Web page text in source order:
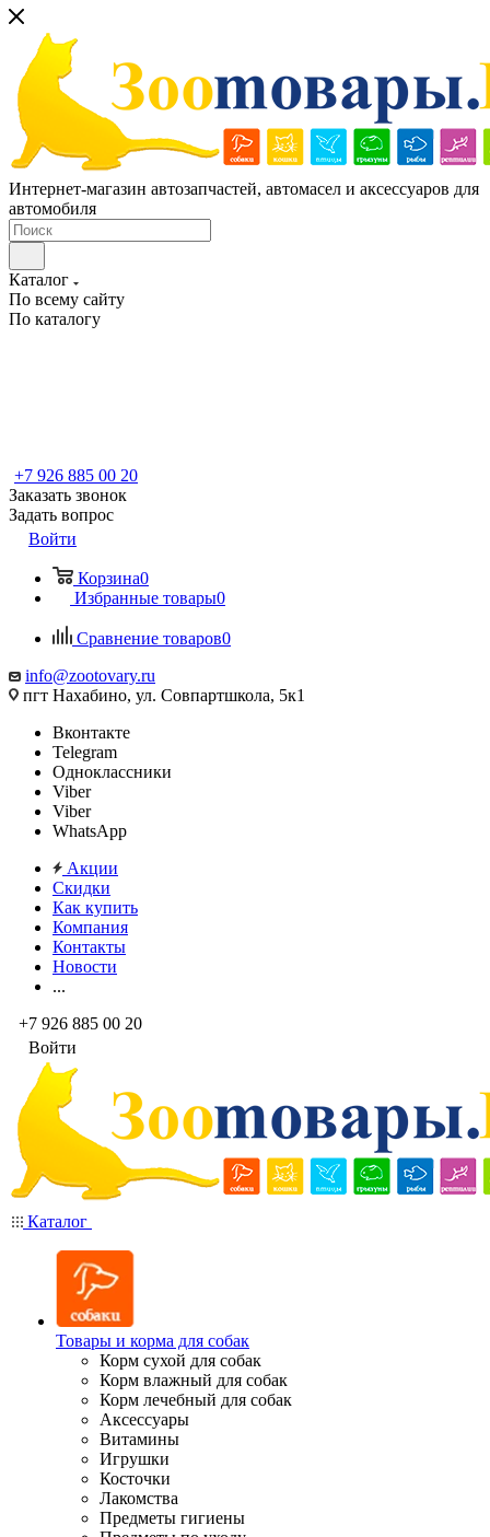
Интернет-магазин автозапчастей, автомасел и аксессуаров для
автомобиля
Каталог
По всему сайту
По каталогу
+7 926 885 00 20
Заказать звонок
Задать вопрос
Войти
Корзина0
Избранные товары0
Сравнение товаров0
info@zootovary.ru
пгт Нахабино, ул. Совпартшкола, 5к1
Вконтакте
Telegram
Одноклассники
Viber
Viber
WhatsApp
Акции
Скидки
Как купить
Компания
Контакты
Новости
...
+7 926 885 00 20
Войти
Каталог
Товары и корма для собак
Корм сухой для собак
Корм влажный для собак
Корм лечебный для собак
Аксессуары
Витамины
Игрушки
Косточки
Лакомства
Предметы гигиены